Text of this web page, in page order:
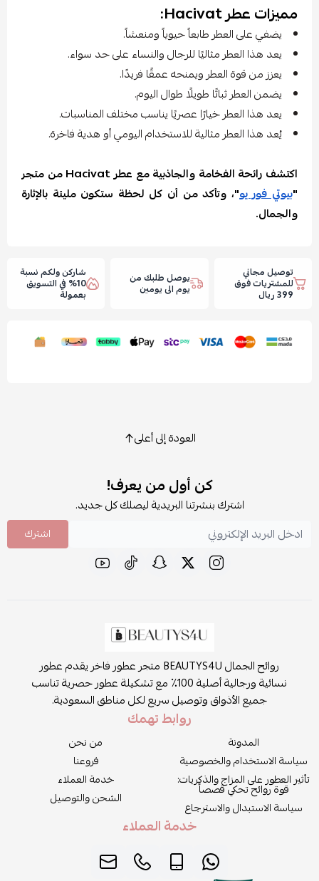
مميزات عطر Hacivat:
يضفي على العطر طابعاً حيوياً ومنعشاً.
يعد هذا العطر مثاليًا للرجال والنساء على حد سواء.
يعزز من قوة العطر ويمنحه عمقًا فريدًا.
يضمن العطر ثباتًا طويلًا طوال اليوم.
يعد هذا العطر خيارًا عصريًا يناسب مختلف المناسبات.
يُعد هذا العطر مثالية للاستخدام اليومي أو هدية فاخرة.
اكتشف رائحة الفخامة والجاذبية مع عطر Hacivat من متجر
"بيوتي فور يو"، وتأكد من أن كل لحظة ستكون مليئة بالإثارة
والجمال.
توصيل مجاني
للمشتريات فوق
399 ريال
يوصل طلبك من
يوم الى يومين
شاركن ولكم نسبة
10% في التسويق
بعمولة
العودة إلى أعلى
كن أول من يعرف!
اشترك بنشرتنا البريدية ليصلك كل جديد.
اشترك
روائح الجمال BEAUTYS4U متجر عطور فاخر يقدم عطور
نسائية ورجالية أصلية 100٪ مع تشكيلة عطور حصرية تناسب
جميع الأذواق وتوصيل سريع لكل مناطق السعودية.
روابط تهمك
المدونة
سياسة الاستخدام والخصوصية
تأثير العطور على المزاج والذكريات:
قوة روائح تحكي قصصاً
سياسة الاستبدال والاسترجاع
من نحن
فروعنا
خدمة العملاء
الشحن والتوصيل
خدمة العملاء